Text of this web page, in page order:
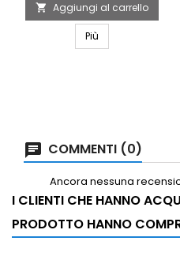
 Aggiungi al carrello
Più
COMMENTI (0)
Ancora nessuna
I CLIENTI CHE HANNO
PRODOTTO HANNO